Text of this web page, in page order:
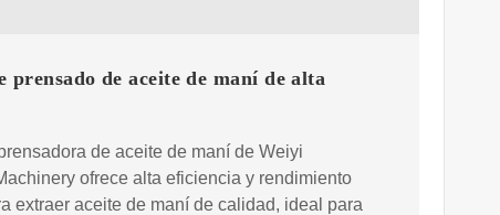
prensado de aceite de maní de alta
de aceite de maní de Weiyi
ofrece alta eficiencia y rendimiento
extraer aceite de maní de calidad, ideal para